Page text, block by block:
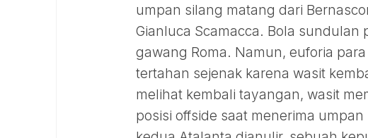
umpan silang matang dari
Gianluca Scamacca. Bola
gawang Roma. Namun, euforia
tertahan sejenak karena wasit
melihat kembali tayangan, wasit
posisi offside saat menerima